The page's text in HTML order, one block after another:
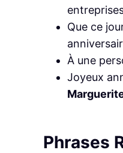
Que ce
À une
Joyeux
Phrases